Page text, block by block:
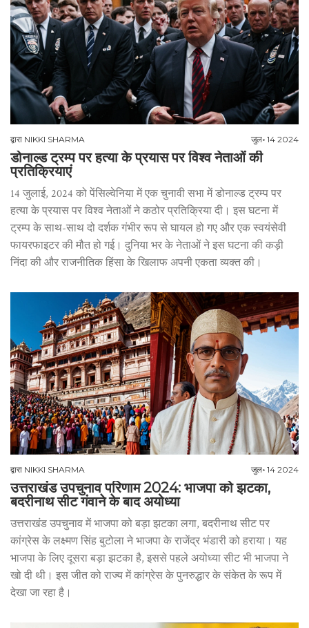
द्वारा NIKKI SHARMA जुल॰ 14 2024
डोनाल्ड ट्रम्प पर हत्या के प्रयास पर विश्व नेताओं की
प्रतिक्रियाएं
14 जुलाई, 2024 को पेंसिल्वेनिया में एक चुनावी सभा में डोनाल्ड ट्रम्प पर
हत्या के प्रयास पर विश्व नेताओं ने कठोर प्रतिक्रिया दी। इस घटना में
ट्रम्प के साथ-साथ दो दर्शक गंभीर रूप से घायल हो गए और एक स्वयंसेवी
फायरफाइटर की मौत हो गई। दुनिया भर के नेताओं ने इस घटना की कड़ी
निंदा की और राजनीतिक हिंसा के खिलाफ अपनी एकता व्यक्त की।
द्वारा NIKKI SHARMA जुल॰ 14 2024
उत्तराखंड उपचुनाव परिणाम 2024: भाजपा को झटका,
बदरीनाथ सीट गंवाने के बाद अयोध्या
उत्तराखंड उपचुनाव में भाजपा को बड़ा झटका लगा, बदरीनाथ सीट पर
कांग्रेस के लक्ष्मण सिंह बुटोला ने भाजपा के राजेंद्र भंडारी को हराया। यह
भाजपा के लिए दूसरा बड़ा झटका है, इससे पहले अयोध्या सीट भी भाजपा ने
खो दी थी। इस जीत को राज्य में कांग्रेस के पुनरुद्धार के संकेत के रूप में
देखा जा रहा है।